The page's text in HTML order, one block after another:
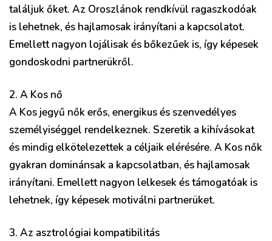
találjuk őket. Az Oroszlánok rendkívül ragaszkodóak
is lehetnek, és hajlamosak irányítani a kapcsolatot.
Emellett nagyon lojálisak és bőkezűek is, így képesek
gondoskodni partnerükről.
2. A Kos nő
A Kos jegyű nők erős, energikus és szenvedélyes
személyiséggel rendelkeznek. Szeretik a kihívásokat
és mindig elkötelezettek a céljaik elérésére. A Kos nők
gyakran dominánsak a kapcsolatban, és hajlamosak
irányítani. Emellett nagyon lelkesek és támogatóak is
lehetnek, így képesek motiválni partnerüket.
3. Az asztrológiai kompatibilitás